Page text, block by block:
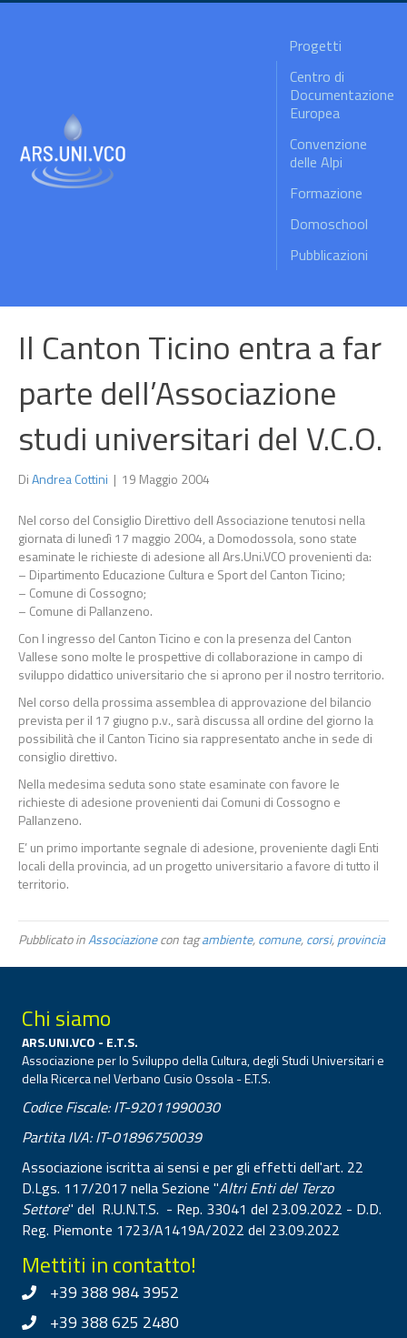
Progetti
Centro di
Documentazione
Europea
Convenzione
delle Alpi
Formazione
Domoschool
Pubblicazioni
Il Canton Ticino entra a far
parte dell’Associazione
studi universitari del V.C.O.
DiAndrea Cottini | 19 Maggio 2004
Nel corso del Consiglio Direttivo dell Associazione tenutosi nella
giornata di lunedì 17 maggio 2004, a Domodossola, sono state
esaminate le richieste di adesione all Ars.Uni.VCO provenienti da:
– Dipartimento Educazione Cultura e Sport del Canton Ticino;
– Comune di Cossogno;
– Comune di Pallanzeno.
Con l ingresso del Canton Ticino e con la presenza del Canton
Vallese sono molte le prospettive di collaborazione in campo di
sviluppo didattico universitario che si aprono per il nostro territorio.
Nel corso della prossima assemblea di approvazione del bilancio
prevista per il 17 giugno p.v., sarà discussa all ordine del giorno la
possibilità che il Canton Ticino sia rappresentato anche in sede di
consiglio direttivo.
Nella medesima seduta sono state esaminate con favore le
richieste di adesione provenienti dai Comuni di Cossogno e
Pallanzeno.
E’ un primo importante segnale di adesione, proveniente dagli Enti
locali della provincia, ad un progetto universitario a favore di tutto il
territorio.
Pubblicato inAssociazionecon tagambiente,comune,corsi,provincia
Chi siamo
ARS.UNI.VCO - E.T.S.
Associazione per lo Sviluppo della Cultura, degli Studi Universitari e
della Ricerca nel Verbano Cusio Ossola - E.T.S.
Codice Fiscale: IT-92011990030
Partita IVA: IT-01896750039
Associazione iscritta ai sensi e per gli effetti dell'art. 22
D.Lgs. 117/2017 nella Sezione "Altri Enti del Terzo
Settore" del R.U.N.T.S. - Rep. 33041 del 23.09.2022 - D.D.
Reg. Piemonte 1723/A1419A/2022 del 23.09.2022
Mettiti in contatto!
+39 388 984 3952
+39 388 625 2480